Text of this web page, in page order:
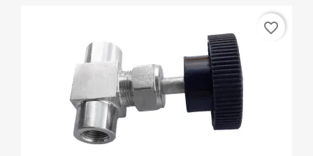
favorite_border